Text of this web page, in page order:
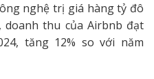
nghệ trị giá hàng tỷ đô
doanh thu của Airbnb đạt
tăng 12% so với năm